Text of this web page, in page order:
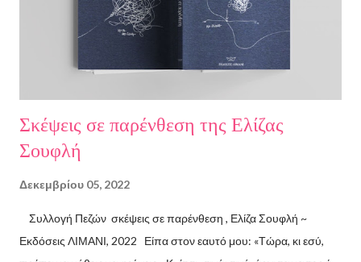
Σκέψεις σε παρένθεση της Ελίζας
Σουφλή
Δεκεμβρίου 05, 2022
Συλλογή Πεζών σκέψεις σε παρένθεση , Ελίζα Σουφλή ~
Εκδόσεις ΛΙΜΑΝΙ, 2022 Είπα στον εαυτό μου: «Τώρα, κι εσύ,